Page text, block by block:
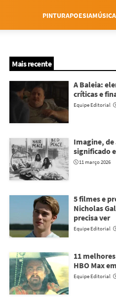
PINTURAPOESIAMÚSICA
Mais recente
A Baleia:
críticas e
Equipe Editorial
Imagine,
significado
11 março 2026
5 filmes e
Nicholas
precisa ver
Equipe Editorial
11
HBO Max
Equipe Editorial